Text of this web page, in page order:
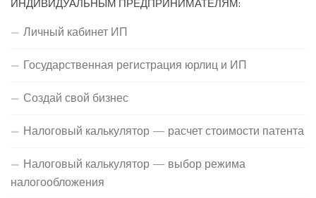
ИНДИВИДУАЛЬНЫМ ПРЕДПРИНИМАТЕЛЯМ:
Личный кабинет ИП
Государственная регистрация юрлиц и ИП
Создай свой бизнес
Налоговый калькулятор — расчет стоимости патента
Налоговый калькулятор — выбор режима
налогообложения